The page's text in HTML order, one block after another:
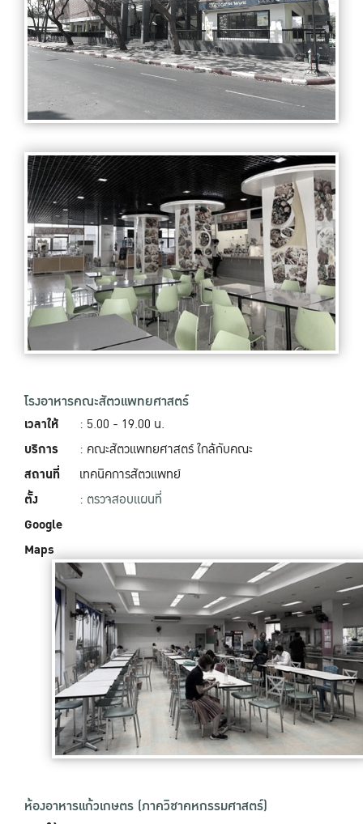
โรงอาหารคณะสัตวแพทยศาสตร์
เวลาให้
บริการ
สถานที่
ตั้ง
Google
Maps
: 5.00 - 19.00‬ น.
: คณะสัตวแพทยศาสตร์ ใกล้กับคณะ
เทคนิคการสัตวแพทย์
: ตรวจสอบแผนที่
ห้องอาหารแก้วเกษตร (ภาควิชาคหกรรมศาสตร์)